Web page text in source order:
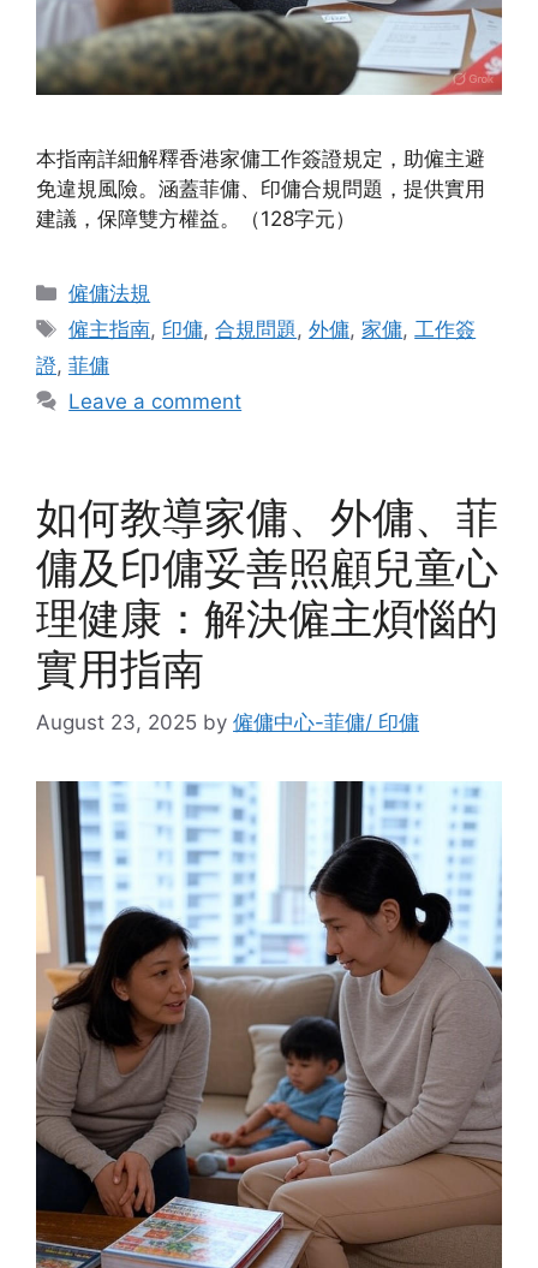
本指南詳細解釋香港家傭工作簽證規定，助僱主避
免違規風險。涵蓋菲傭、印傭合規問題，提供實用
建議，保障雙方權益。（128字元）
Categories
僱傭法規
Tags
僱主指南, 印傭,合規問題,外傭, 家傭,工作簽
證, 菲傭
Leave a comment
如何教導家傭、外傭、菲
傭及印傭妥善照顧兒童心
理健康：解決僱主煩惱的
實用指南
August 23, 2025 by 僱傭中心-菲傭/ 印傭